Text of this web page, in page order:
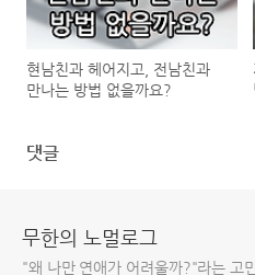
현남친과 헤어지고, 전남친과
만나는 방법 없을까요?
댓글
무한의 노멀로그
"왜 나만 연애가 어려울까?"라는 고